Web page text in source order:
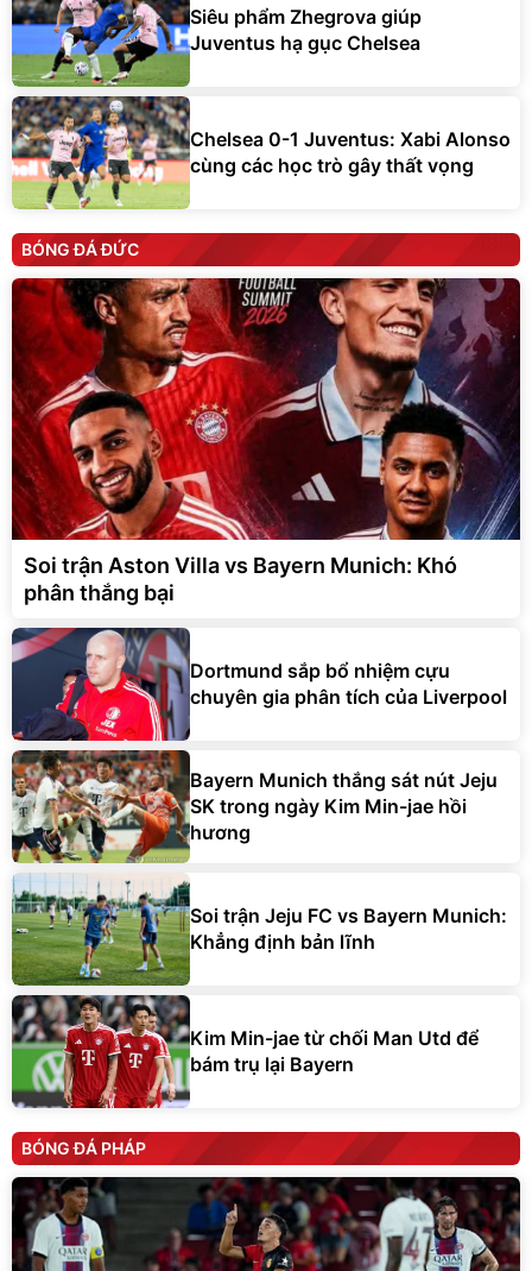
Siêu phẩm Zhegrova giúp
Juventus hạ gục Chelsea
Chelsea 0-1 Juventus: Xabi Alonso
cùng các học trò gây thất vọng
BÓNG ĐÁ ĐỨC
Soi trận Aston Villa vs Bayern Munich: Khó
phân thắng bại
Dortmund sắp bổ nhiệm cựu
chuyên gia phân tích của Liverpool
Bayern Munich thắng sát nút Jeju
SK trong ngày Kim Min-jae hồi
hương
Soi trận Jeju FC vs Bayern Munich:
Khẳng định bản lĩnh
Kim Min-jae từ chối Man Utd để
bám trụ lại Bayern
BÓNG ĐÁ PHÁP